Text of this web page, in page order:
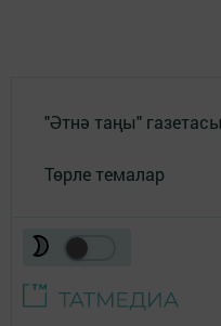
"Әтнә таңы"
Төрле темалар